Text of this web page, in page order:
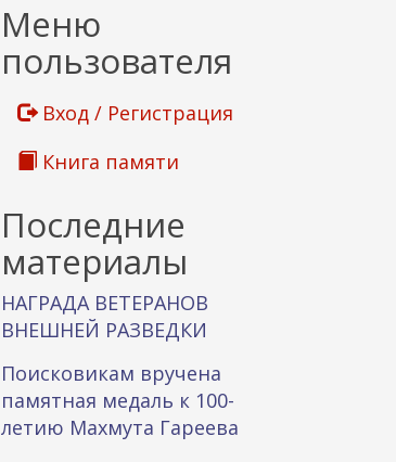
а
п
о
и
к
а
Меню
пользователя
Вход / Регистрация
Книга памяти
Последние
материалы
НАГРАДА ВЕТЕРАНОВ
ВНЕШНЕЙ РАЗВЕДКИ
Поисковикам вручена
памятная медаль к 100-
летию Махмута Гареева